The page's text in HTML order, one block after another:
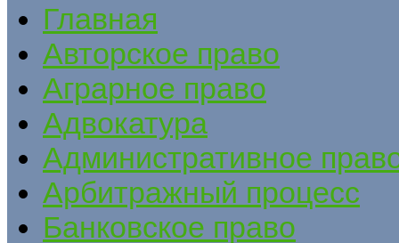
Главная
Авторское право
Аграрное право
Адвокатура
Административное
Арбитражный процесс
Банковское право